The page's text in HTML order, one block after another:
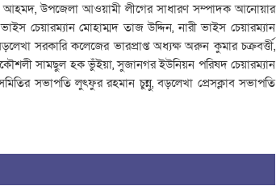
আহমদ, উপজেলা আওয়ামী লীগের সাধারণ সম্পাদক আনোয়ার
চেয়ারম্যান মোহাম্মদ তাজ উদ্দিন, নারী ভাইস চেয়ারম্যান
সরকারি কলেজের ভারপ্রাপ্ত অধ্যক্ষ অরুন কুমার চক্রবর্ত্তী,
সামছুল হক ভুঁইয়া, সুজানগর ইউনিয়ন পরিষদ চেয়ারম্যান
সভাপতি লুৎফুর রহমান চুন্নু, বড়লেখা প্রেসক্লাব সভাপতি